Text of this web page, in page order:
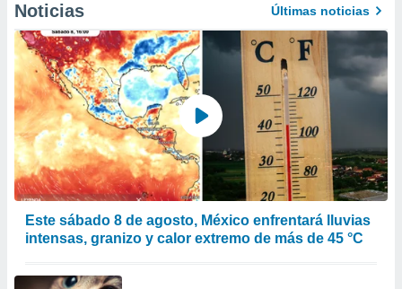
Noticias Últimas noticias
Este sábado 8 de agosto, México enfrentará lluvias
intensas, granizo y calor extremo de más de 45 °C